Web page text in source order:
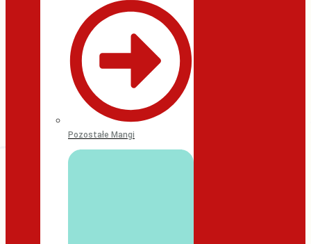
Pozostałe Mangi